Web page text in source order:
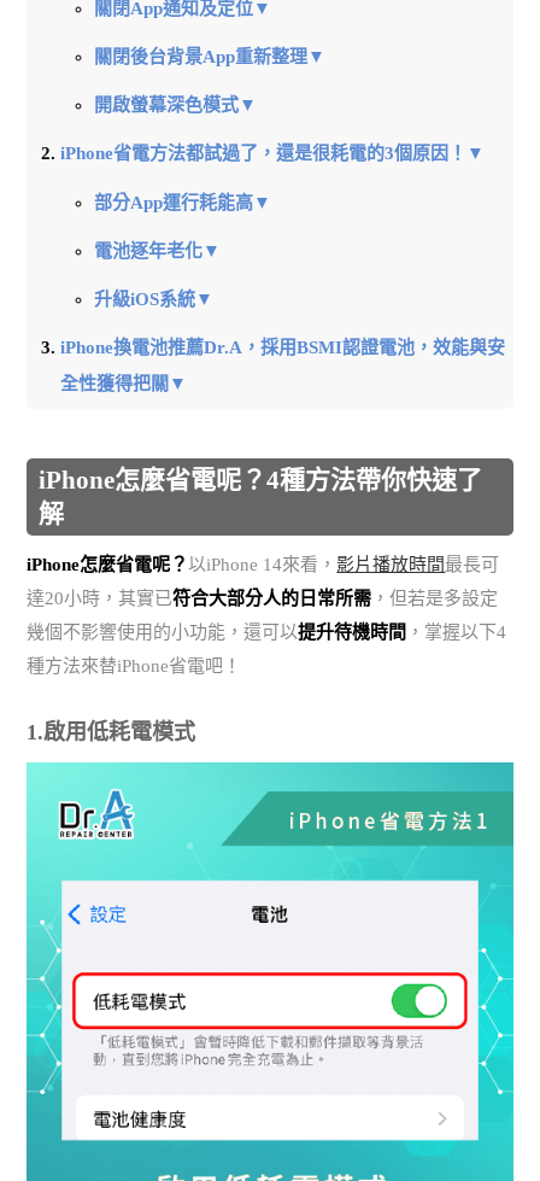
關閉App通知及定位▼
關閉後台背景App重新整理▼
開啟螢幕深色模式▼
iPhone省電方法都試過了，還是很耗電的3個原因！▼
部分App運行耗能高▼
電池逐年老化▼
升級iOS系統▼
iPhone換電池推薦Dr.A，採用BSMI認證電池，效能與安
全性獲得把關▼
iPhone怎麼省電呢？4種方法帶你快速了
解
iPhone怎麼省電呢？以iPhone 14來看， 影片播放時間最長可
達20小時，其實已符合大部分人的日常所需 ，但若是多設定
幾個不影響使用的小功能，還可以提升待機時間 ，掌握以下4
種方法來替iPhone省電吧！
1.啟用低耗電模式